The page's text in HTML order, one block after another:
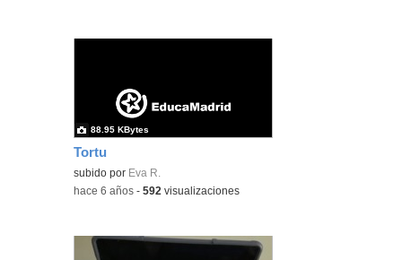
Tortu
subido por Eva R.
88.95 KBytes
-hace 6 años -592 visualizaciones